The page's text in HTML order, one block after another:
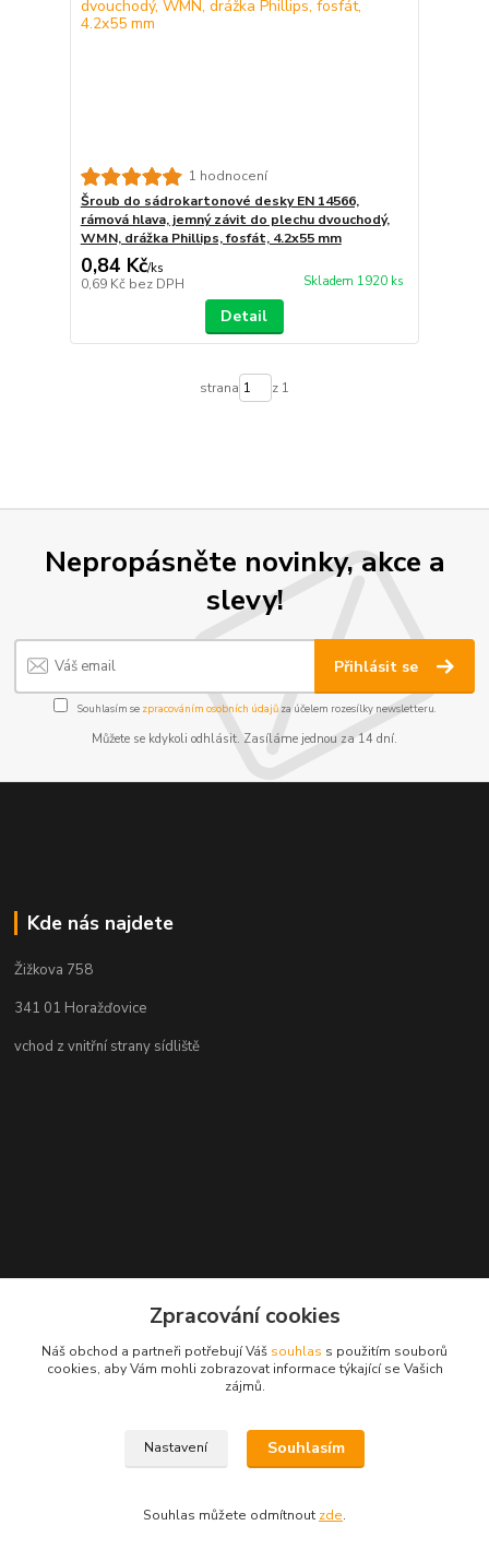
1 hodnocení
Šroub do sádrokartonové desky EN 14566,
rámová hlava, jemný závit do plechu dvouchodý,
WMN, drážka Phillips, fosfát, 4.2x55 mm
0,84 Kč/ks
0,69 Kč bez DPH Skladem 1920 ks
Detail
strana z 1
Nepropásněte novinky, akce a
slevy!
Přihlásit se
Souhlasím se zpracováním osobních údajůza účelem rozesílky newsletteru.
Můžete se kdykoli odhlásit. Zasíláme jednou za 14 dní.
Kde nás najdete
Žižkova 758
341 01 Horažďovice
vchod z vnitřní strany sídliště
Zpracování cookies
Náš obchod a partneři potřebují Váš souhlas s použitím souborů
cookies, aby Vám mohli zobrazovat informace týkající se Vašich
zájmů.
Nastavení Souhlasím
Souhlas můžete odmítnout zde.